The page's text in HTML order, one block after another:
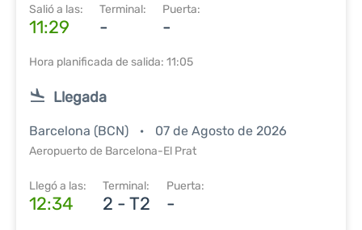
Salió a las:
11:29
Terminal:
-
Puerta:
-
Hora planificada de salida: 11:05
Llegada
Barcelona (BCN) 07 de Agosto de 2026
Aeropuerto de Barcelona-El Prat
Llegó a las:
12:34
Terminal:
2 - T2
Puerta:
-